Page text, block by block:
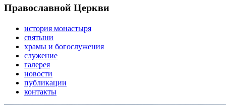
Православной Церкви
история монастыря
святыни
храмы и богослужения
служение
галерея
новости
публикации
контакты